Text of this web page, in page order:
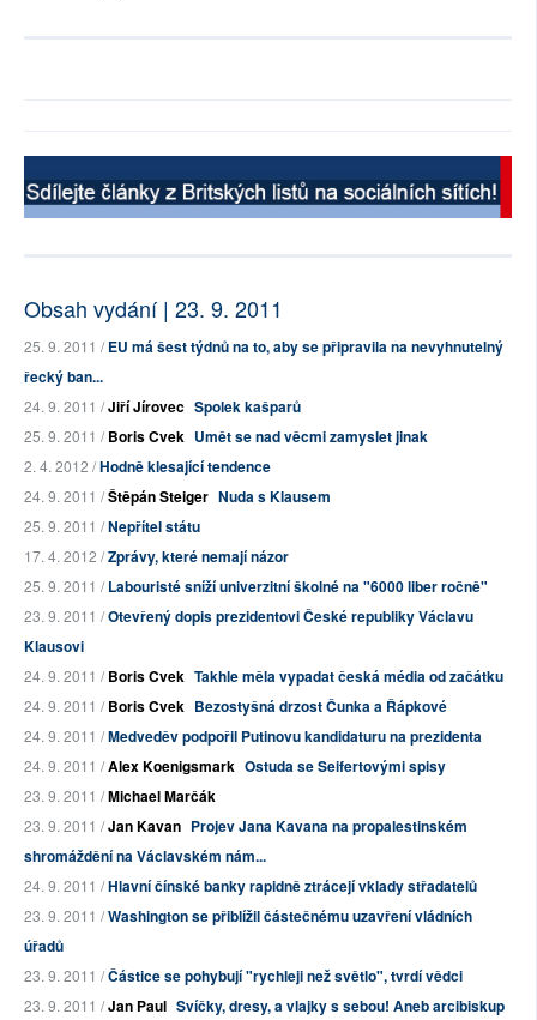
Obsah vydání | 23. 9. 2011
25. 9. 2011 /EU má šest týdnů na to, aby se připravila na nevyhnutelný
řecký ban...
24. 9. 2011 /Jiří Jírovec Spolek kašparů
25. 9. 2011 /Boris Cvek Umět se nad věcmi zamyslet jinak
2. 4. 2012 /Hodně klesající tendence
24. 9. 2011 /Štěpán Steiger Nuda s Klausem
25. 9. 2011 /Nepřítel státu
17. 4. 2012 /Zprávy, které nemají názor
25. 9. 2011 /Labouristé sníží univerzitní školné na "6000 liber ročně"
23. 9. 2011 /Otevřený dopis prezidentovi České republiky Václavu
Klausovi
24. 9. 2011 /Boris Cvek Takhle měla vypadat česká média od začátku
24. 9. 2011 /Boris Cvek Bezostyšná drzost Čunka a Řápkové
24. 9. 2011 /Medveděv podpořil Putinovu kandidaturu na prezidenta
24. 9. 2011 /Alex Koenigsmark Ostuda se Seifertovými spisy
23. 9. 2011 /Michael Marčák
23. 9. 2011 /Jan Kavan Projev Jana Kavana na propalestinském
shromáždění na Václavském nám...
24. 9. 2011 /Hlavní čínské banky rapidně ztrácejí vklady střadatelů
23. 9. 2011 /Washington se přiblížil částečnému uzavření vládních
úřadů
23. 9. 2011 /Částice se pohybují "rychleji než světlo", tvrdí vědci
23. 9. 2011 /Jan Paul Svíčky, dresy, a vlajky s sebou! Aneb arcibiskup